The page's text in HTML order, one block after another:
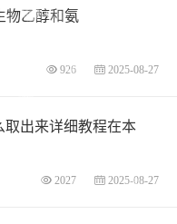
物乙醇和氨
926 2025-08-27
取出来详细教程在本
2027 2025-08-27